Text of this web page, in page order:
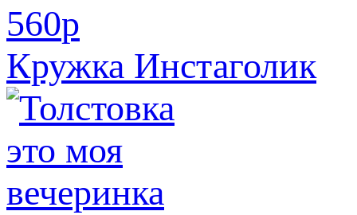
560p
Кружка Инстаголик